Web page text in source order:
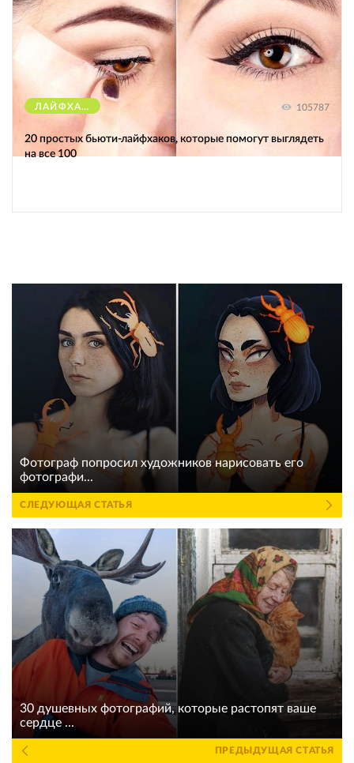
ЛАЙФХАКИ 105787
20 простых бьюти-лайфхаков, которые помогут выглядеть
на все 100
Фотограф попросил художников нарисовать его
фотографи...
СЛЕДУЮЩАЯ СТАТЬЯ
30 душевных фотографий, которые растопят ваше
сердце ...
ПРЕДЫДУЩАЯ СТАТЬЯ